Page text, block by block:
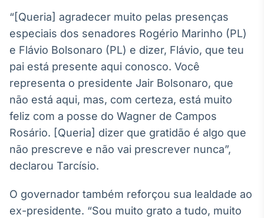
e Conteúdos
Broadcast
OTC
Plataforma para
negociação de
ativos
Broadcast
Datafeed
APIs para
Broadcast
“[Queria] agradecer muito pelas presenças
especiais dos senadores Rogério Marinho (PL)
e Flávio Bolsonaro (PL) e dizer, Flávio, que teu
pai está presente aqui conosco. Você
representa o presidente Jair Bolsonaro, que
não está aqui, mas, com certeza, está muito
feliz com a posse do Wagner de Campos
Rosário. [Queria] dizer que gratidão é algo que
não prescreve e não vai prescrever nunca”,
declarou Tarcísio.
O governador também reforçou sua lealdade ao
ex-presidente. “Sou muito grato a tudo, muito